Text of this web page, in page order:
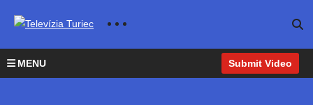
MENU Submit Video